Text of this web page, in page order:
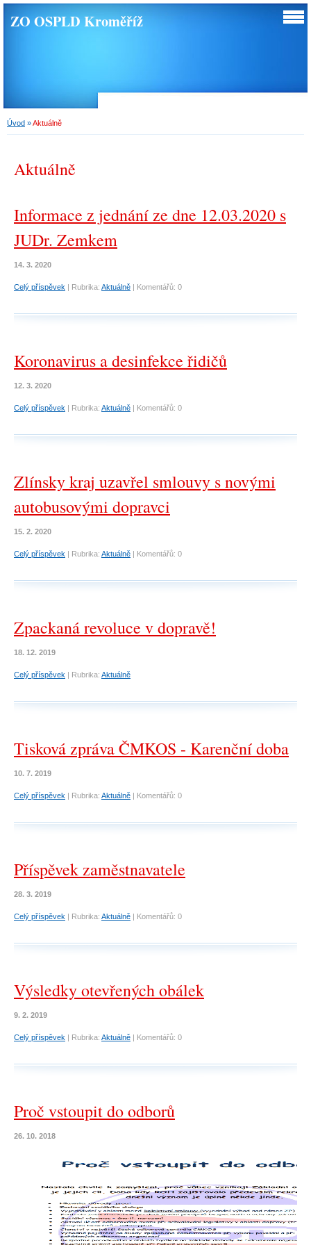
ZO OSPLD Kroměříž
Úvod »Aktuálně
Aktuálně
Informace z jednání ze dne 12.03.2020 s
JUDr. Zemkem
14. 3. 2020
Celý příspěvek | Rubrika: Aktuálně | Komentářů: 0
Koronavirus a desinfekce řidičů
12. 3. 2020
Celý příspěvek | Rubrika: Aktuálně | Komentářů: 0
Zlínsky kraj uzavřel smlouvy s novými
autobusovými dopravci
15. 2. 2020
Celý příspěvek | Rubrika: Aktuálně | Komentářů: 0
Zpackaná revoluce v dopravě!
18. 12. 2019
Celý příspěvek | Rubrika: Aktuálně
Tisková zpráva ČMKOS - Karenční doba
10. 7. 2019
Celý příspěvek | Rubrika: Aktuálně | Komentářů: 0
Příspěvek zaměstnavatele
28. 3. 2019
Celý příspěvek | Rubrika: Aktuálně | Komentářů: 0
Výsledky otevřených obálek
9. 2. 2019
Celý příspěvek | Rubrika: Aktuálně | Komentářů: 0
Proč vstoupit do odborů
26. 10. 2018